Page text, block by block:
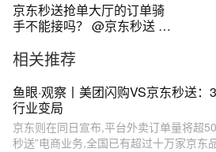
京东秒送抢单大厅的订单骑
手不能接吗？ @京东秒送 @
小哥 #第一视角 #行业分享 #
权益保障 #民生关注
相关推荐
鱼眼·观察丨美团闪购VS京东秒送：
行业变局
京东则在同日宣布,平台外卖订单量将超
秒送”电商业务,全国已有超过十万家京东